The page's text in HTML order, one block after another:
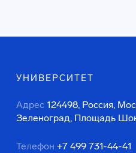
УНИВЕРСИТЕТ
Адрес 124498, Россия,
Зеленоград, Площадь
Телефон +7 499 731-44-41